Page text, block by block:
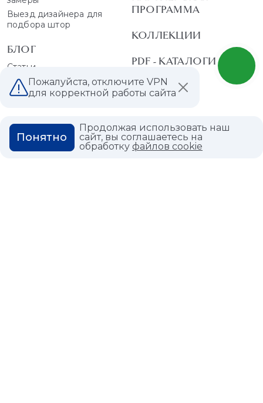
Выезд дизайнера для
подбора штор
БЛОГ
Статьи
Мероприятия
Акции
ПРОГРАММА
КОЛЛЕКЦИИ
PDF - КАТАЛОГИ
О КОМПАНИИ
КОНТАКТЫ
Пожалуйста, отключите VPN
для корректной работы сайта
Продолжая использовать наш
сайт, вы соглашаетесь на
обработкуфайлов cookie
Понятно